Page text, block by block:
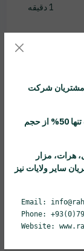
1 دقیقه
5 دقیقه
22 دقیقه
11 دقیقه
3 دقیقه
مشتریان شرکت
تنها 50% از حجم
هرات، مزار
سایر ولایات نیز
Email:
Phone:
Website: